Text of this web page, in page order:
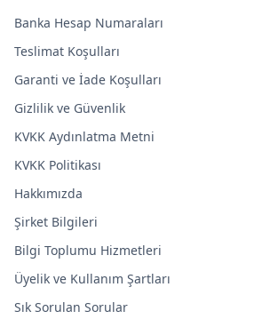
Banka Hesap Numaraları
Teslimat Koşulları
Garanti ve İade Koşulları
Gizlilik ve Güvenlik
KVKK Aydınlatma Metni
KVKK Politikası
Hakkımızda
Şirket Bilgileri
Bilgi Toplumu Hizmetleri
Üyelik ve Kullanım Şartları
Sık Sorulan Sorular